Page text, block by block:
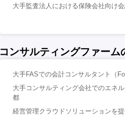
大手監査法人における保険会社向け
コンサルティングファーム
大手FASでの会計コンサルタント（
大手コンサルティング会社でのエネ
都
経営管理クラウドソリューションを